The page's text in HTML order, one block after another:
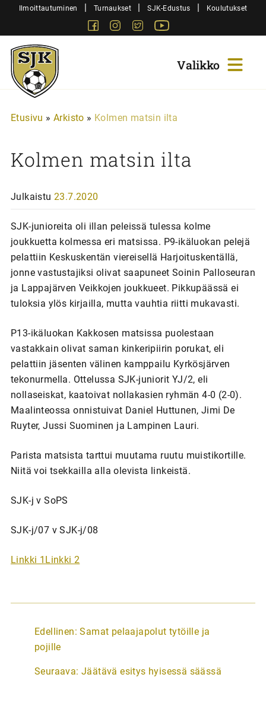
SiirryIlmoittautuminen | Turnaukset | SJK-Edustus | Koulutukset
FacebookInstagram
Twitter
Sjk-
Juniorit
Etusivu » Arkisto » Kolmen matsin ilta
Kolmen matsin ilta
Julkaistu 23.7.2020
SJK-junioreita oli illan peleissä tulessa kolme
joukkuetta kolmessa eri matsissa. P9-ikäluokan pelejä
pelattiin Keskuskentän viereisellä Harjoituskentällä,
jonne vastustajiksi olivat saapuneet Soinin Palloseuran
ja Lappajärven Veikkojen joukkueet. Pikkupäässä ei
tuloksia ylös kirjailla, mutta vauhtia riitti mukavasti.
P13-ikäluokan Kakkosen matsissa puolestaan
vastakkain olivat saman kinkeripiirin porukat, eli
pelattiin jäsenten välinen kamppailu Kyrkösjärven
tekonurmella. Ottelussa SJK-juniorit YJ/2, eli
nollaseiskat, kaatoivat nollakasien ryhmän 4-0 (2-0).
Maalinteossa onnistuivat Daniel Huttunen, Jimi De
Ruyter, Jussi Suominen ja Lampinen Lauri.
Parista matsista tarttui muutama ruutu muistikortille.
Niitä voi tsekkailla alla olevista linkeistä.
SJK-j v SoPS
SJK-j/07 v SJK-j/08
Linkki 1 Linkki 2
A
r
i
Edellinen: Samat pelaajapolut tytöille ja
pojille
Seuraava: Jäätävä esitys hyisessä säässä